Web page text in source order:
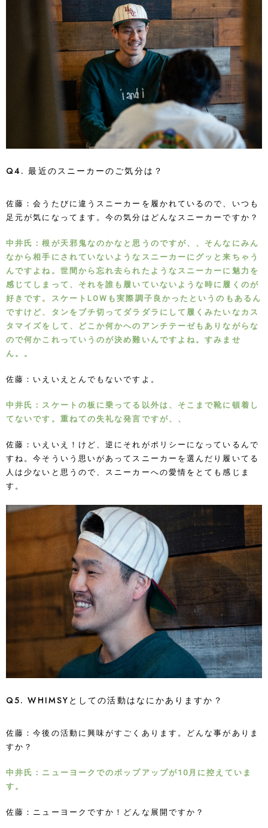
Q4. 最近のスニーカーのご気分は？
佐藤：会うたびに違うスニーカーを履かれているので、いつも
足元が気になってます。今の気分はどんなスニーカーですか？
中井氏：根が天邪鬼なのかなと思うのですが、、そんなにみん
なから相手にされていないようなスニーカーにグッと来ちゃう
んですよね。世間から忘れ去られたようなスニーカーに魅力を
感じてしまって、それを誰も履いていないような時に履くのが
好きです。スケートLOWも実際調子良かったというのもあるん
ですけど、タンをブチ切ってダラダラにして履くみたいなカス
タマイズをして、どこか何かへのアンチテーゼもありながらな
ので何かこれっていうのが決め難いんですよね。すみませ
ん。。
佐藤：いえいえとんでもないですよ。
中井氏：スケートの板に乗ってる以外は、そこまで靴に頓着し
てないです。重ねての失礼な発言ですが、、
佐藤：いえいえ！けど、逆にそれがポリシーになっているんで
すね。今そういう思いがあってスニーカーを選んだり履いてる
人は少ないと思うので、スニーカーへの愛情をとても感じま
す。
Q5. WHIMSYとしての活動はなにかありますか？
佐藤：今後の活動に興味がすごくあります。どんな事がありま
すか？
中井氏：ニューヨークでのポップアップが10月に控えていま
す。
佐藤：ニューヨークですか！どんな展開ですか？